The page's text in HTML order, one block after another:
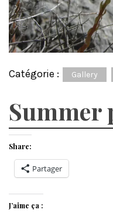
Catégorie : Gallery
Summer
Share:
Partager
J’aime ça :